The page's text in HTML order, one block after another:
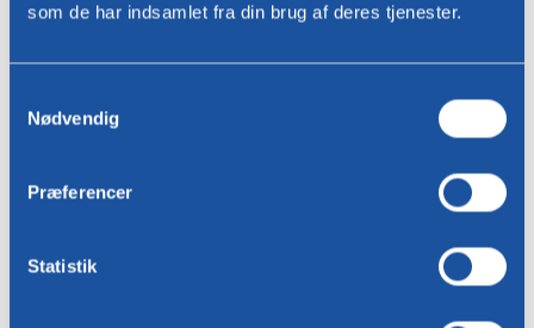
som de har indsamlet fra din brug af deres tjenester.
Nødvendig
Præferencer
Statistik
Email adresse *